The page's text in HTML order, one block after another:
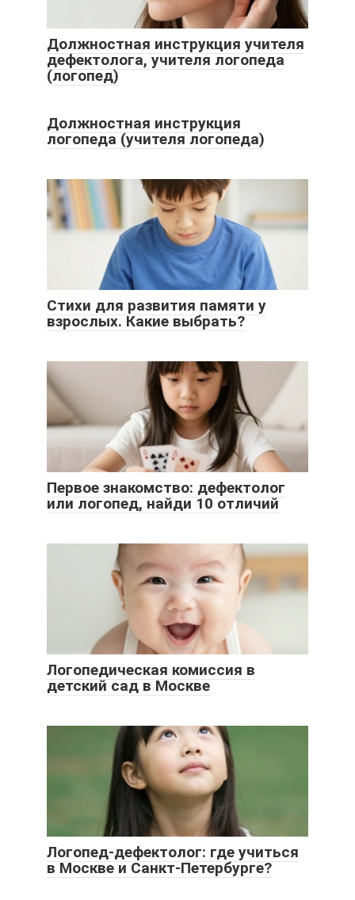
Должностная инструкция учителя
дефектолога, учителя логопеда
(логопед)
Должностная инструкция
логопеда (учителя логопеда)
Стихи для развития памяти у
взрослых. Какие выбрать?
Первое знакомство: дефектолог
или логопед, найди 10 отличий
Логопедическая комиссия в
детский сад в Москве
Логопед-дефектолог: где учиться
в Москве и Санкт-Петербурге?